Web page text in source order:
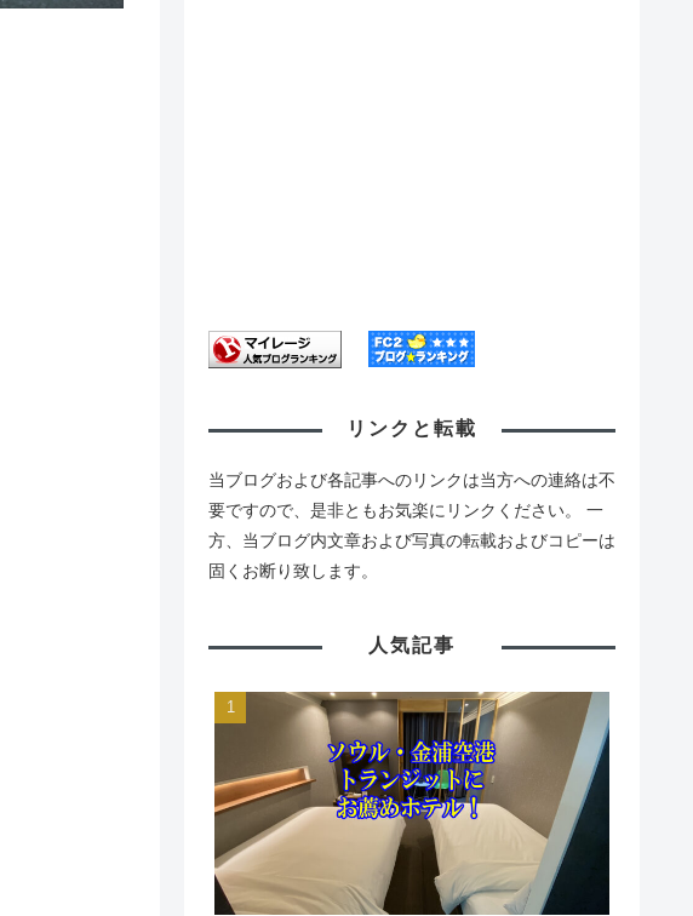
リンクと転載
当ブログおよび各記事へのリンクは当方への連絡は不
要ですので、是非ともお気楽にリンクください。 一
方、当ブログ内文章および写真の転載およびコピーは
固くお断り致します。
人気記事